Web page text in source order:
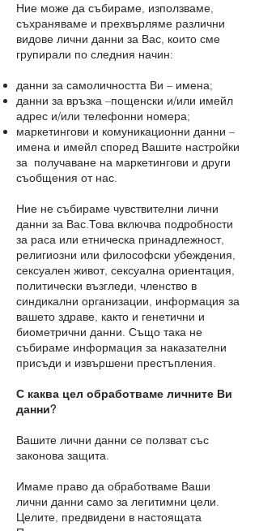
Ние може да събираме, използваме,
съхраняваме и прехвърляме различни
видове лични данни за Вас, които сме
групирали по следния начин:
данни за самоличността Ви – имена;
данни за връзка –пощенски и/или имейл
адрес и/или телефонни номера;
маркетингови и комуникационни данни –
имена и имейл според Вашите настройки
за получаване на маркетингови и други
съобщения от нас.
Ние не събираме чувствителни лични
данни за Вас.Това включва подробности
за раса или етническа принадлежност,
религиозни или философски убеждения,
сексуален живот, сексуална ориентация,
политически възгледи, членство в
синдикални организации, информация за
вашето здраве, както и генетични и
биометрични данни. Също така не
събираме информация за наказателни
присъди и извършени престъпления.
С каква цел обработваме личните Ви
данни?
Вашите лични данни се ползват със
законова защита.
Имаме право да обработваме Ваши
лични данни само за легитимни цели.
Целите, предвидени в настоящата